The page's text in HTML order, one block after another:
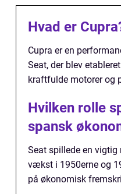
Hvad er
Cupra er en
Seat, der blev
kraftfulde motorer og
Hvilken rolle
spansk
Seat spillede en
vækst i 1950erne og
på økonomisk